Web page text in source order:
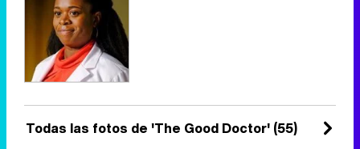
Todas las fotos de 'The Good Doctor' (55)